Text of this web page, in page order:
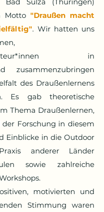
Motto "Draußen macht
. Wir hatten uns
in
zusammenzubringen
des Draußenlernens
Es gab theoretische
Thema Draußenlernen,
Forschung in diesem
Einblicke in die Outdoor
Praxis anderer Länder
sowie zahlreiche
motivierten und
Stimmung waren